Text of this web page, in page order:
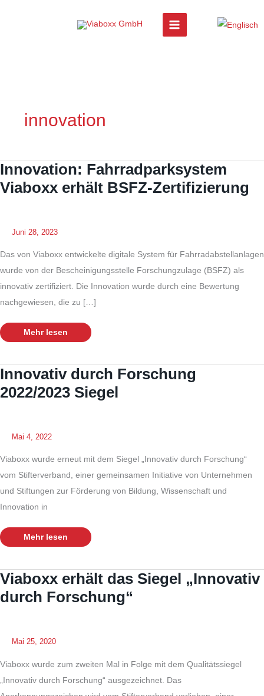
innovation
Innovation: Fahrradparksystem
Viaboxx erhält BSFZ-Zertifizierung
Juni 28, 2023
Das von Viaboxx entwickelte digitale System für Fahrradabstellanlagen
wurde von der Bescheinigungsstelle Forschungzulage (BSFZ) als
innovativ zertifiziert. Die Innovation wurde durch eine Bewertung
nachgewiesen, die zu […]
Innovation:
Fahrradparksystem
Zertifizierung
Mehr lesen
Innovativ durch Forschung
2022/2023 Siegel
Mai 4, 2022
Viaboxx wurde erneut mit dem Siegel „Innovativ durch Forschung“
vom Stifterverband, einer gemeinsamen Initiative von Unternehmen
und Stiftungen zur Förderung von Bildung, Wissenschaft und
Innovation in
Innovativ
Mehr lesen
Viaboxx erhält das Siegel „Innovativ
durch Forschung“
Mai 25, 2020
Viaboxx wurde zum zweiten Mal in Folge mit dem Qualitätssiegel
„Innovativ durch Forschung“ ausgezeichnet. Das